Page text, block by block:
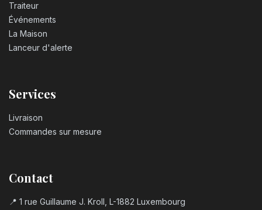
Traiteur
Événements
La Maison
Lanceur d'alerte
Services
Livraison
Commandes sur mesure
Contact
📍 1 rue Guillaume J. Kroll, L-1882 Luxembourg